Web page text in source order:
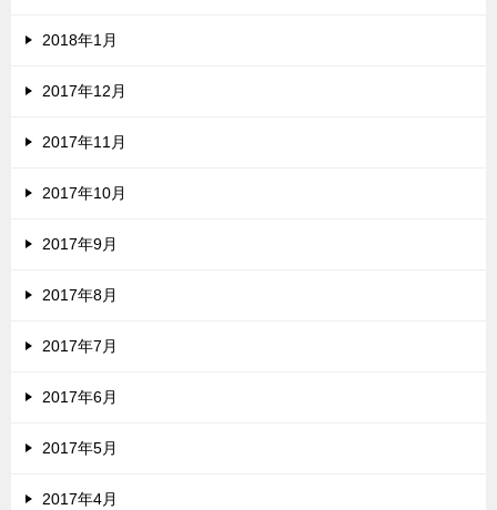
2018年1月
2017年12月
2017年11月
2017年10月
2017年9月
2017年8月
2017年7月
2017年6月
2017年5月
2017年4月